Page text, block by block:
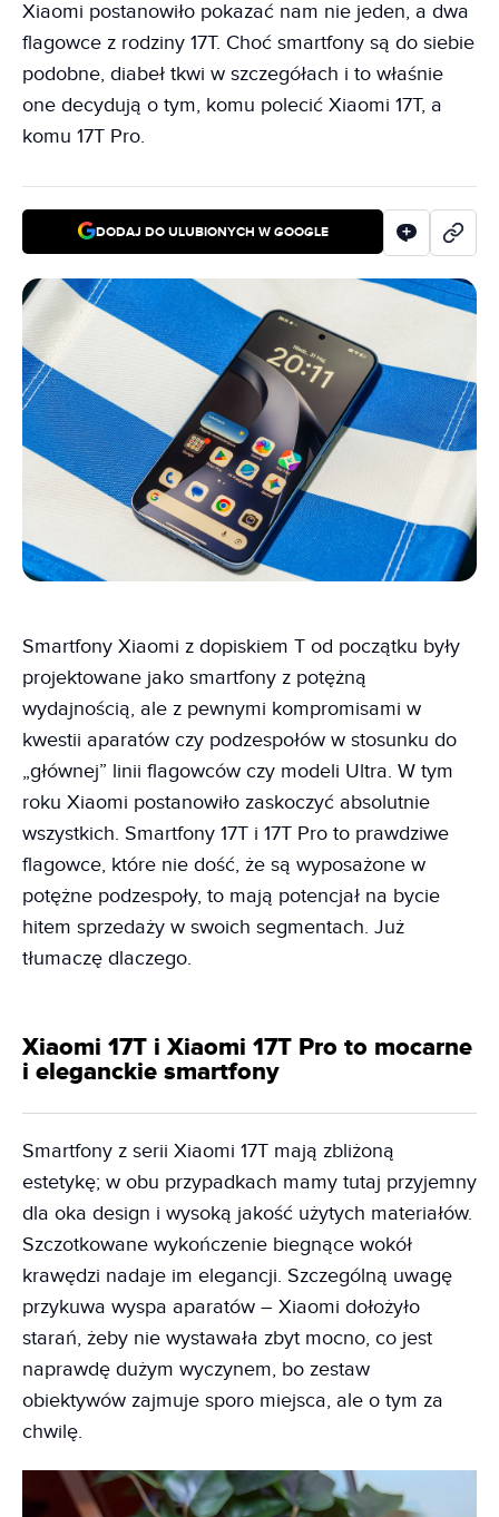
Xiaomi postanowiło pokazać nam nie jeden, a dwa
flagowce z rodziny 17T. Choć smartfony są do siebie
podobne, diabeł tkwi w szczegółach i to właśnie
one decydują o tym, komu polecić Xiaomi 17T, a
komu 17T Pro.
DODAJ DO ULUBIONYCH W GOOGLE
Smartfony Xiaomi z dopiskiem T od początku były
projektowane jako smartfony z potężną
wydajnością, ale z pewnymi kompromisami w
kwestii aparatów czy podzespołów w stosunku do
„głównej” linii flagowców czy modeli Ultra. W tym
roku Xiaomi postanowiło zaskoczyć absolutnie
wszystkich. Smartfony 17T i 17T Pro to prawdziwe
flagowce, które nie dość, że są wyposażone w
potężne podzespoły, to mają potencjał na bycie
hitem sprzedaży w swoich segmentach. Już
tłumaczę dlaczego.
Xiaomi 17T i Xiaomi 17T Pro to mocarne
i eleganckie smartfony
Smartfony z serii Xiaomi 17T mają zbliżoną
estetykę; w obu przypadkach mamy tutaj przyjemny
dla oka design i wysoką jakość użytych materiałów.
Szczotkowane wykończenie biegnące wokół
krawędzi nadaje im elegancji. Szczególną uwagę
przykuwa wyspa aparatów – Xiaomi dołożyło
starań, żeby nie wystawała zbyt mocno, co jest
naprawdę dużym wyczynem, bo zestaw
obiektywów zajmuje sporo miejsca, ale o tym za
chwilę.